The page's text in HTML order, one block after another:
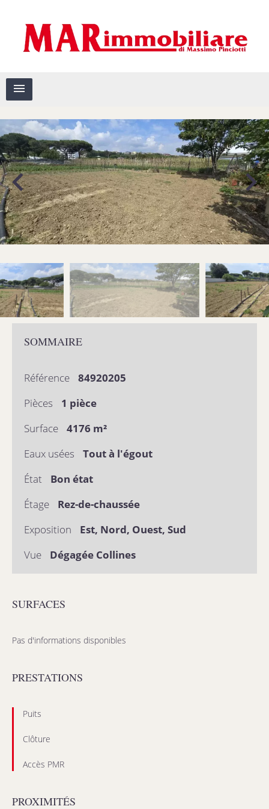
SOMMAIRE
Référence
84920205
Pièces
1 pièce
Surface
4176 m²
Eaux usées
Tout à l'égout
État
Bon état
Étage
Rez-de-chaussée
Exposition
Est, Nord, Ouest, Sud
Vue
Dégagée Collines
SURFACES
Pas d'informations disponibles
PRESTATIONS
Puits
Clôture
Accès PMR
PROXIMITÉS